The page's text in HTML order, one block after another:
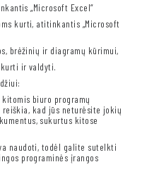
„Microsoft Excel“
kurti, atitinkantis „Microsoft
brėžinių ir diagramų kūrimui,
kurti ir valdyti.
biuro programų
kad jūs neturėsite jokių
sukurtus kitose
naudoti, todėl galite sutelkti
programinės įrangos